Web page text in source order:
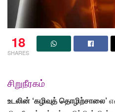
18
SHARES
சிறுநீரகம்
உடலின் ‘கழிவுத் தொழிற்சாலை’